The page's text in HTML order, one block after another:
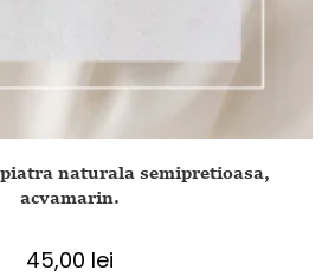
naturala semipretioasa,
acvamarin.
45,00 lei